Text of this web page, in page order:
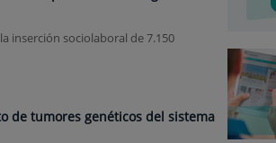
inserción sociolaboral de 7.150
de tumores genéticos del sistema